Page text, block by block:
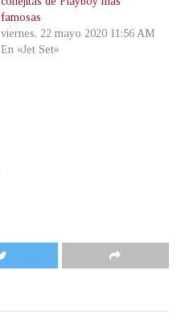
famosas
viernes, 22 mayo 2020 11:56 AM
En «Jet Set»